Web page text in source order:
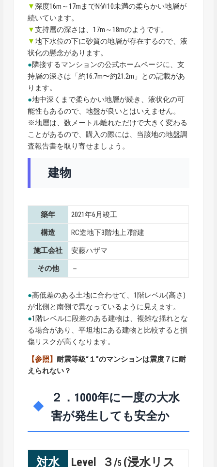
▼深度16m～17mまでN値10未満の柔らかい地層が
続いています。
▼支持層の深さは、17m～18mのようです。
▼地下水位の下に砂質の地層が存在するので、液
状化の懸念があります。
●隣接するマンションの公式ホームページに、支
持層の深さは「約16.7m〜約21.2m」との記載があ
ります。
●地中深くまで柔らかい地層が続き、液状化の可
能性もあるので、地盤が良いとはいえません。
※地層は、数メートル離れただけで大きく変わる
ことがあるので、購入の際には、当該地の地盤調
査報告書を取り寄せましょう。
建物
築年 2021年6月竣工
構造 RC造地下3階地上7階建
施工会社 安藤ハザマ
その他 －
●高低差のある土地に合わせて、1階レベル(高さ)
が北側と南側で異なっているように見えます。
●1階レベルに段差のある建物は、複雑な揺れとな
る場合があり、平坦地にある建物と比較すると損
傷リスクが高くなります。
【参照】耐震等級“１”のマンションは震度７に耐
えられない？
２．1000年に一度の大水
害が発生しても安全か
対水 Level ３/5 (浸水リス